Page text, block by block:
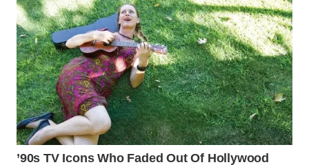
SELATAN
WN
TANJUNG
LESUNG
WN
KARO
WN